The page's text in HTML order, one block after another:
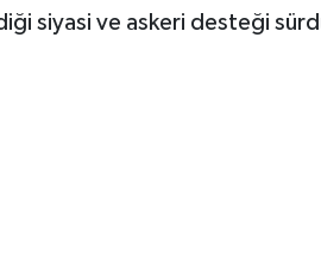
siyasi ve askeri desteği